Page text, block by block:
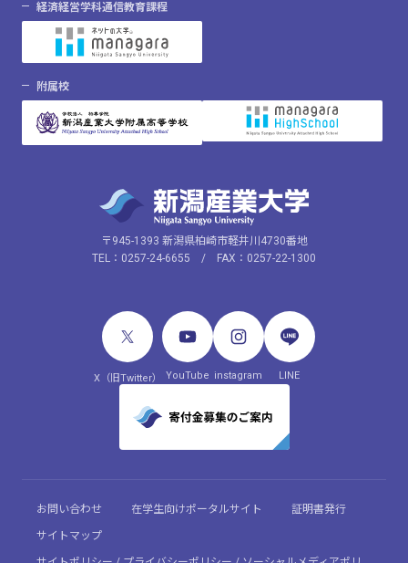
経済経営学科通信教育課程
附属校
〒945-1393 新潟県柏崎市軽井川4730番地
TEL：0257-24-6655 / FAX：0257-22-1300
X（旧Twitter） YouTube instagram LINE
お問い合わせ 在学生向けポータルサイト 証明書発行
サイトマップ